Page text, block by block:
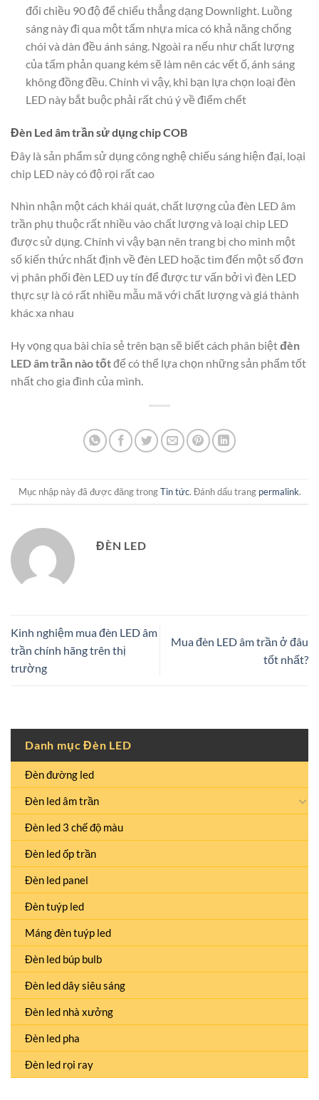
đổi chiều 90 độ để chiếu thẳng dạng Downlight. Luồng
sáng này đi qua một tấm nhựa mica có khả năng chống
chói và dàn đều ánh sáng. Ngoài ra nếu như chất lượng
của tấm phản quang kém sẽ làm nên các vết ố, ánh sáng
không đồng đều. Chính vì vậy, khi bạn lựa chọn loại đèn
LED này bắt buộc phải rất chú ý về điểm chết
Đèn Led âm trần sử dụng chip COB
Đây là sản phẩm sử dụng công nghệ chiếu sáng hiện đại, loại
chip LED này có độ rọi rất cao
Nhìn nhận một cách khái quát, chất lượng của đèn LED âm
trần phụ thuộc rất nhiều vào chất lượng và loại chip LED
được sử dụng. Chính vì vậy bạn nên trang bị cho mình một
số kiến thức nhất định về đèn LED hoặc tìm đến một số đơn
vị phân phối đèn LED uy tín để được tư vấn bởi vì đèn LED
thực sự là có rất nhiều mẫu mã với chất lượng và giá thành
khác xa nhau
Hy vọng qua bài chia sẻ trên bạn sẽ biết cách phân biệtđèn
LED âm trần nào tốtđể có thể lựa chọn những sản phẩm tốt
nhất cho gia đình của mình.
Mục nhập này đã được đăng trongTin tức. Đánh dấu trang permalink.
ĐÈN LED
Kinh nghiệm mua đèn LED âm
trần chính hãng trên thị
trường
Mua đèn LED âm trần ở đâu
tốt nhất?
Danh mục Đèn LED
Đèn đường led
Đèn led âm trần
Đèn led 3 chế độ màu
Đèn led ốp trần
Đèn led panel
Đèn tuýp led
Máng đèn tuýp led
Đèn led búp bulb
Đèn led dây siêu sáng
Đèn led nhà xưởng
Đèn led pha
Đèn led rọi ray